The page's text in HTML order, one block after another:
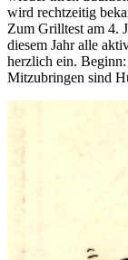
wird rechtzeitig
Zum Grilltest am 4.
diesem Jahr alle
herzlich ein.
Mitzubringen sind